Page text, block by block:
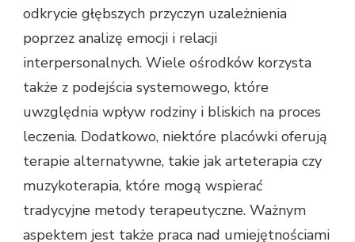
odkrycie głębszych przyczyn uzależnienia
poprzez analizę emocji i relacji
interpersonalnych. Wiele ośrodków korzysta
także z podejścia systemowego, które
uwzględnia wpływ rodziny i bliskich na proces
leczenia. Dodatkowo, niektóre placówki oferują
terapie alternatywne, takie jak arteterapia czy
muzykoterapia, które mogą wspierać
tradycyjne metody terapeutyczne. Ważnym
aspektem jest także praca nad umiejętnościami